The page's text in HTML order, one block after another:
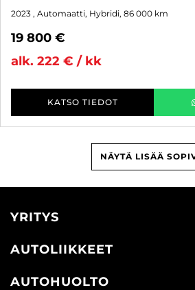
2023 , Automaatti, Hybridi, 86 000 km
19 800 €
alk. 222 € / kk
KATSO TIEDOT
NÄYTÄ LISÄÄ
YRITYS
AUTOLIIKKEET
AUTOHUOLTO